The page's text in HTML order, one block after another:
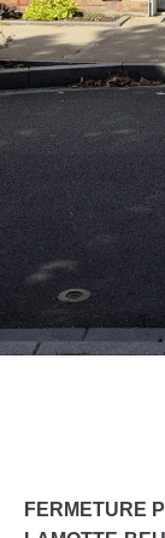
FERMETURE